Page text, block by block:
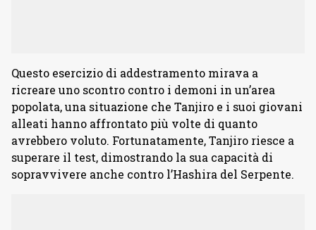
Questo esercizio di addestramento mirava a
ricreare uno scontro contro i demoni in un’area
popolata, una situazione che Tanjiro e i suoi giovani
alleati hanno affrontato più volte di quanto
avrebbero voluto. Fortunatamente, Tanjiro riesce a
superare il test, dimostrando la sua capacità di
sopravvivere anche contro l’Hashira del Serpente.